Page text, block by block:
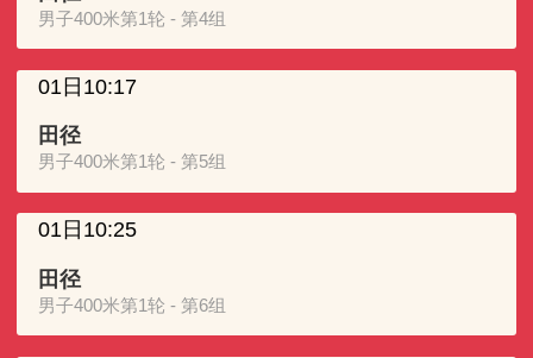
男子400米第1轮 - 第4组
01日10:17
田径
男子400米第1轮 - 第5组
01日10:25
田径
男子400米第1轮 - 第6组